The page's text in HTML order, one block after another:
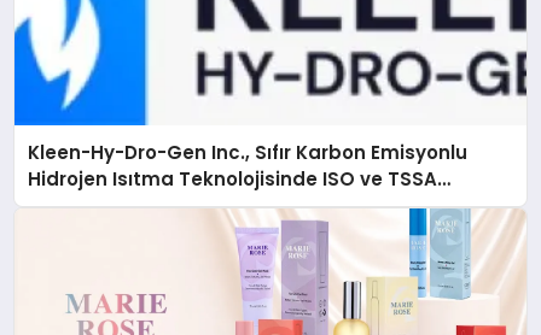
Kleen-Hy-Dro-Gen Inc., Sıfır Karbon Emisyonlu
Hidrojen Isıtma Teknolojisinde ISO ve TSSA
Düzenleyici Onaylarını Aldı